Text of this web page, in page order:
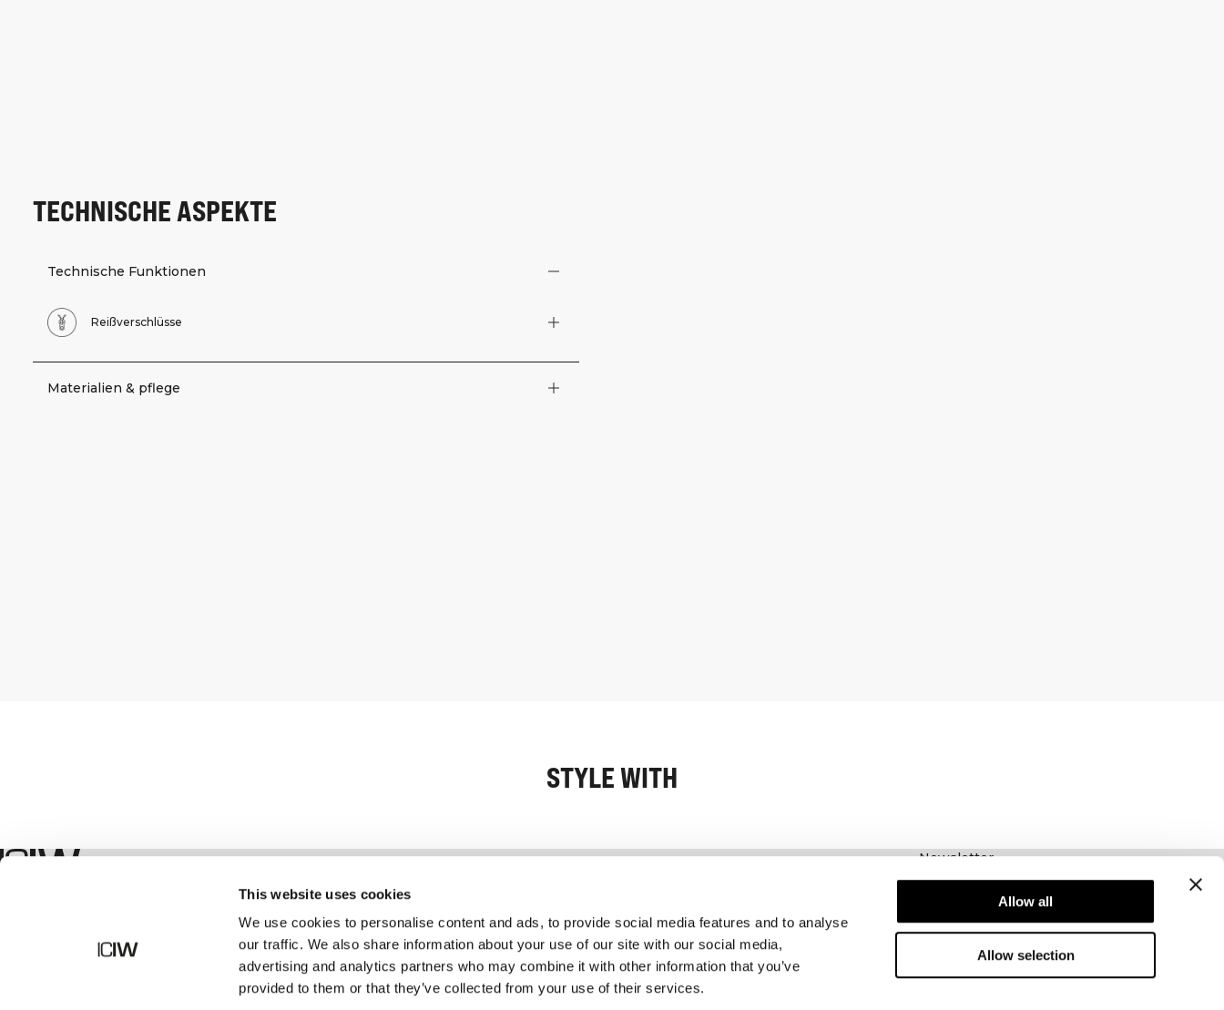
This website uses cookies
We use cookies to personalise content and ads, to provide social media features and to analyse
our traffic. We also share information about your use of our site with our social media,
advertising and analytics partners who may combine it with other information that you’ve
provided to them or that they’ve collected from your use of their services.
Allow all
Allow selection
TECHNISCHE ASPEKTE
Technische Funktionen
Reißverschlüsse
Materialien & pflege
STYLE WITH
Newsletter
Abonnieren Sie unseren Newsletter! Erhalten
Sie exklusive Angebote, unsere neuesten
Nachrichten und vieles mehr.